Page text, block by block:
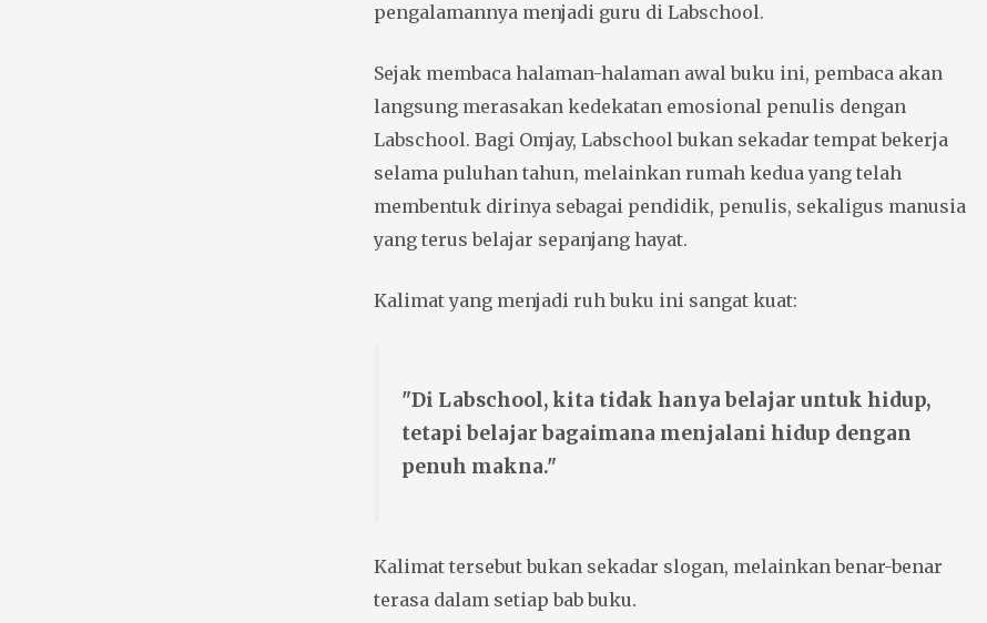
pengalamannya menjadi guru di Labschool.
Sejak membaca halaman-halaman awal buku ini, pembaca akan
langsung merasakan kedekatan emosional penulis dengan
Labschool. Bagi Omjay, Labschool bukan sekadar tempat bekerja
selama puluhan tahun, melainkan rumah kedua yang telah
membentuk dirinya sebagai pendidik, penulis, sekaligus manusia
yang terus belajar sepanjang hayat.
Kalimat yang menjadi ruh buku ini sangat kuat:
"Di Labschool, kita tidak hanya belajar untuk hidup,
tetapi belajar bagaimana menjalani hidup dengan
penuh makna."
Kalimat tersebut bukan sekadar slogan, melainkan benar-benar
terasa dalam setiap bab buku.